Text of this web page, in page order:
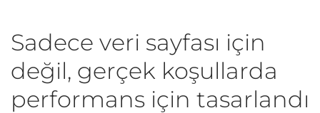
Sadece veri sayfası için
değil, gerçek koşullarda
performans için tasarlandı